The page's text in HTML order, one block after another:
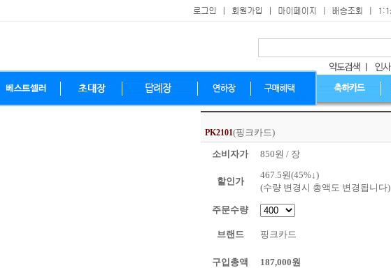
PK2101(핑크카드)
소비자가 850원 / 장
할인가
467.5원(45%↓)
(수량 변경시 총액도 변경됩니다)
주문수량
브랜드 핑크카드
구입총액 187,000원